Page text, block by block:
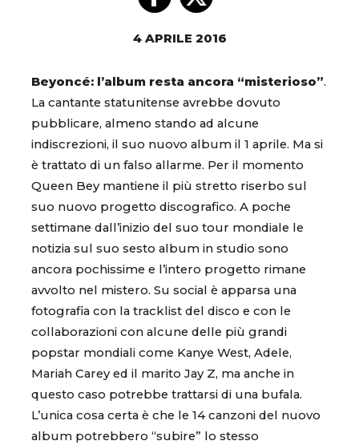
4 APRILE 2016
Beyoncé: l’album resta ancora “misterioso”.
La cantante statunitense avrebbe dovuto
pubblicare, almeno stando ad alcune
indiscrezioni, il suo nuovo album il 1 aprile. Ma si
è trattato di un falso allarme. Per il momento
Queen Bey mantiene il più stretto riserbo sul
suo nuovo progetto discografico. A poche
settimane dall’inizio del suo tour mondiale le
notizia sul suo sesto album in studio sono
ancora pochissime e l’intero progetto rimane
avvolto nel mistero. Su social è apparsa una
fotografia con la tracklist del disco e con le
collaborazioni con alcune delle più grandi
popstar mondiali come Kanye West, Adele,
Mariah Carey ed il marito Jay Z, ma anche in
questo caso potrebbe trattarsi di una bufala.
L’unica cosa certa è che le 14 canzoni del nuovo
album potrebbero “subire” lo stesso